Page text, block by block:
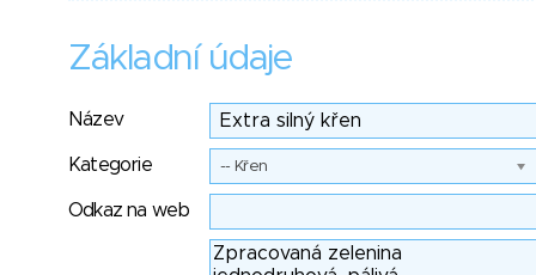
Základní údaje
Název
Kategorie -- Křen
Odkaz na web